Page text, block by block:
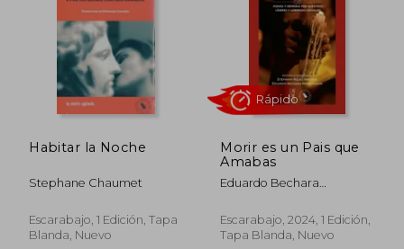
Rápido
Habitar la Noche
Stephane Chaumet
Escarabajo, 1 Edición, Tapa
Blanda, Nuevo
Morir es un Pais que
Amabas
Eduardo Bechara
Escarabajo, 2024, 1 Edición,
Tapa Blanda, Nuevo